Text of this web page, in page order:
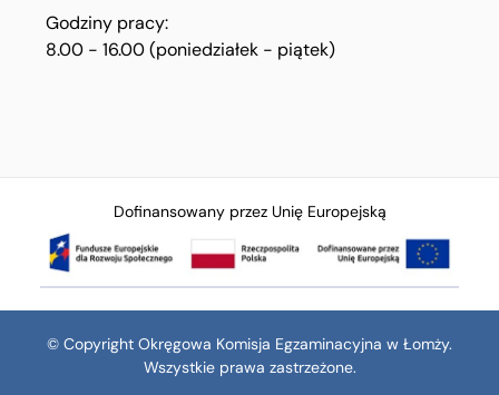
Godziny pracy:
8.00 - 16.00 (poniedziałek - piątek)
Dofinansowany przez Unię Europejską
© Copyright Okręgowa Komisja Egzaminacyjna w Łomży.
Wszystkie prawa zastrzeżone.